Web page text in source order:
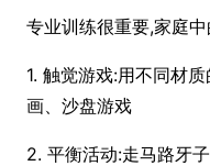
专业训练很重要,家庭
1. 触觉游戏:用不同材
画、沙盘游戏
2. 平衡活动:走马路牙